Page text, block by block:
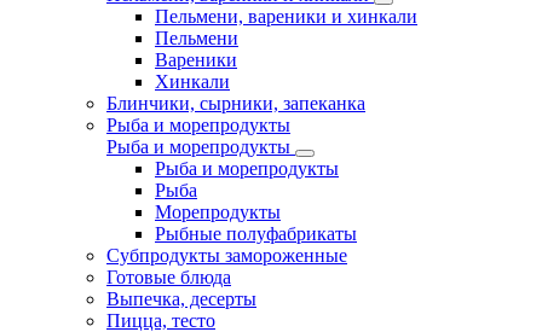
Пельмени, вареники и хинкали
Пельмени
Вареники
Хинкали
Блинчики, сырники, запеканка
Рыба и морепродукты
Рыба и морепродукты
Рыба и морепродукты
Рыба
Морепродукты
Рыбные полуфабрикаты
Субпродукты замороженные
Готовые блюда
Выпечка, десерты
Пицца, тесто